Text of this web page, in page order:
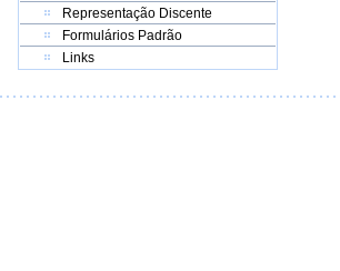
Representação Discente
Formulários Padrão
Links